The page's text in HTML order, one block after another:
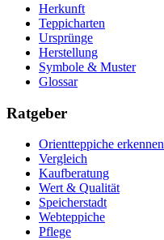
Herkunft
Teppicharten
Ursprünge
Herstellung
Symbole & Muster
Glossar
Ratgeber
Orientteppiche erkennen
Vergleich
Kaufberatung
Wert & Qualität
Speicherstadt
Webteppiche
Pflege